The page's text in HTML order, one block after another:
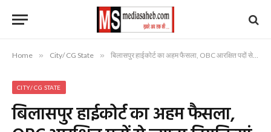
Home » City/ CG State » बिलासपुर हाईकोर्ट का अहम फैसला, OBC आरक्षित पदों से ज्यादा नियुक्तियां अवैध करार
CITY/ CG STATE
बिलासपुर हाईकोर्ट का अहम फैसला,